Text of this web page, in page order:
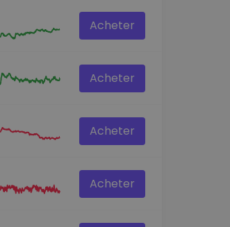
Acheter
Acheter
Acheter
Acheter